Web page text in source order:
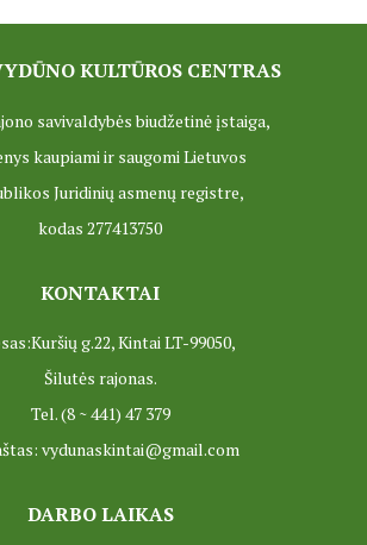
,,KULTŪROS SKŪNĖ". Keramikos dirbtuvių
,,KULTŪROS SKŪNĖ". Keramikos dirbtuvės
GENIUS LOCI. Išleistas bukletas ,,Vydūno
ES PROJEKTAS GENIUS LOCI
GENIUS LOCI. Vydūno šviesos festivalis.
GENIUS LOCI. Įrengtas Vydūno suolelis
KULTŪROS CENTRAS
savivaldybės biudžetinė įstaiga,
kaupiami ir saugomi Lietuvos
Juridinių asmenų registre,
kodas 277413750
KONTAKTAI
g.22, Kintai LT-99050,
Šilutės rajonas.
Tel. (8 ~ 441) 47 379
vydunaskintai@gmail.com
DARBO LAIKAS